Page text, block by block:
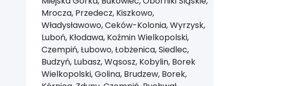
Mrocza, Przedecz, Kiszkowo,
Władysławowo, Ceków-Kolonia, Wyrzysk,
Luboń, Kłodawa, Koźmin Wielkopolski,
Czempiń, Łubowo, Łobżenica, Siedlec,
Budzyń, Lubasz, Wąsosz, Kobylin, Borek
Wielkopolski, Golina, Brudzew, Borek,